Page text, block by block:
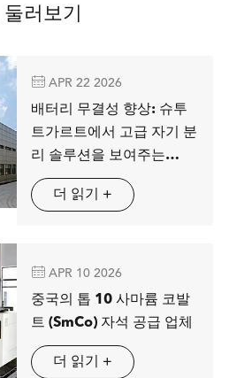
러보기
 APR 22 2026
배터리 무결성 향상: 슈투
트가르트에서 고급 자기 분
리 솔루션을 보여주는
MAG SPRING
더 읽기 +
 APR 10 2026
중국의 톱 10 사마륨 코발
트 (SmCo) 자석 공급 업체
더 읽기 +